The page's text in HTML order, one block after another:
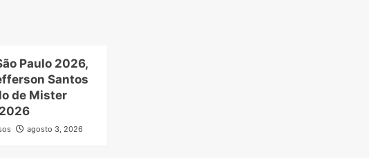
Paulo 2026,
Santos
de Mister
agosto 3, 2026